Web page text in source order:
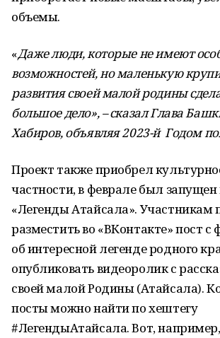
объемы.
«Даже люди, которые не имеют
возможностей, но маленькую
развития своей малой родины
большое дело», – сказал Глава
Хабиров, объявляя 2023-й Годом
Проект также приобрел
частности, в феврале был запущен
«Легенды Атайсала». Участникам
разместить во «ВКонтакте» пост с
об интересной легенде родного
опубликовать видеоролик с
своей малой Родины (Атайсала).
посты можно найти по хештегу
#ЛегендыАтайсала. Вот,